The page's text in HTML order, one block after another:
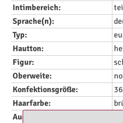
Intimbereich:
Sprache(n):
Typ:
Hautton:
Figur:
Oberweite:
Konfektionsgröße:
Haarfarbe:
Augenfarbe: